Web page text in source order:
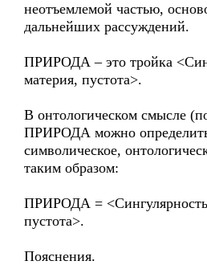
неотъемлемой частью,
дальнейших рассуждений.
ПРИРОДА – это тройка
материя, пустота>.
В онтологическом смысле
ПРИРОДА можно
символическое,
таким образом:
ПРИРОДА =
пустота>.
Пояснения.